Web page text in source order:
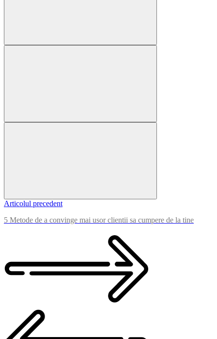
Articolul precedent
5 Metode de a convinge mai usor clientii sa cumpere de la tine